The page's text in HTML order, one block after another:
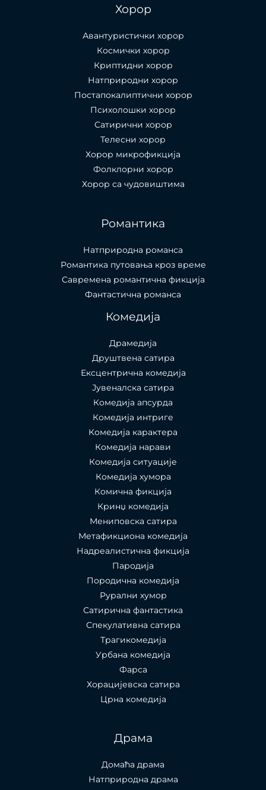
Хорор
Авантуристички хорор
Космички хорор
Криптидни хорор
Натприродни хорор
Постапокалиптични хорор
Психолошки хорор
Сатирични хорор
Телесни хорор
Хорор микрофикција
Фолклорни хорор
Хорор са чудовиштима
Романтика
Натприродна романса
Романтика путовања кроз време
Савремена романтична фикција
Фантастична романса
Комедија
Драмедија
Друштвена сатира
Ексцентрична комедија
Јувеналска сатира
Комедија апсурда
Комедија интриге
Комедија карактера
Комедија нарави
Комедија ситуације
Комедија хумора
Комична фикција
Кринџ комедија
Мениповска сатира
Метафикциона комедија
Надреалистична фикција
Пародија
Породична комедија
Рурални хумор
Сатирична фантастика
Спекулативна сатира
Трагикомедија
Урбана комедија
Фарса
Хорацијевска сатира
Црна комедија
Драма
Домаћа драма
Натприродна драма